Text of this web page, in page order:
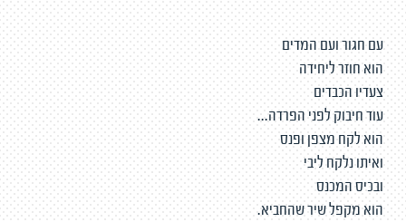
עם חגור ועם המדים
הוא חוזר ליחידה
צעדיו הכבדים
עוד חיבוק לפני הפרדה...
הוא לקח מצפן ופנס
ואיתו נלקח ליבי
ובכיס המכנס
הוא מקפל שיר שהחביא.